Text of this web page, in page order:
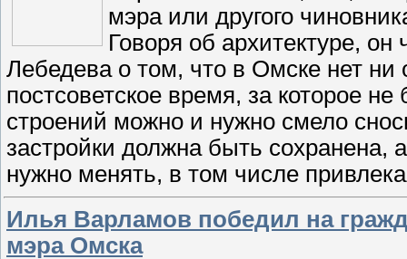
мэра или другого
Говоря об архитектуре,
Лебедева о том, что в Омске нет ни
постсоветское время, за которое
строений можно и нужно смело
застройки должна быть сохранена,
нужно менять, в том числе
Илья Варламов победил на
мэра Омска